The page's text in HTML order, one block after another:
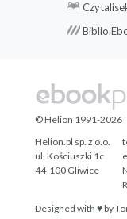
Designed with ♥ by
© Helion 1991-2026
Helion.pl sp. z o.o.
ul. Kościuszki 1c
44-100 Gliwice